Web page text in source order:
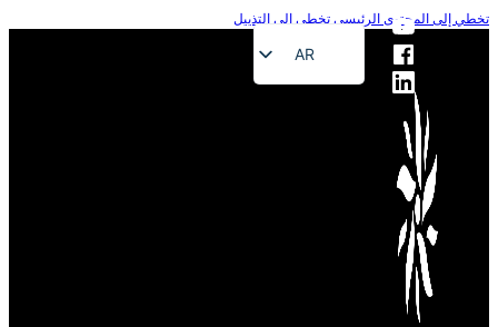
المحتوى الرئيسيتخطي إلى التذييل
EN